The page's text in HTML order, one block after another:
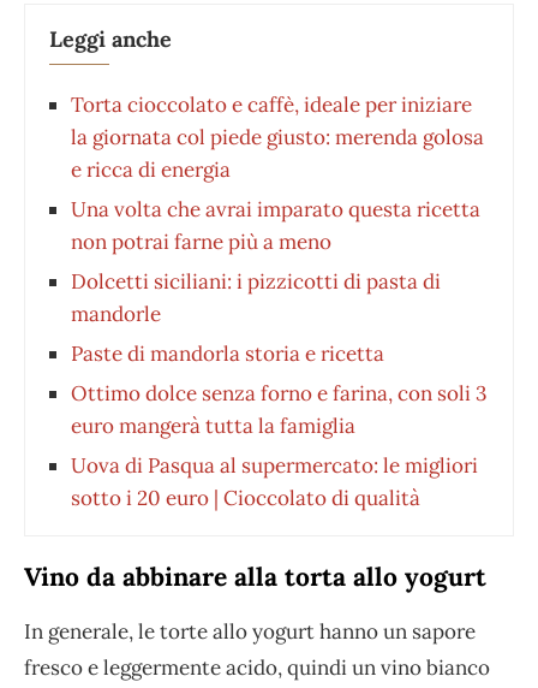
Leggi anche
Torta cioccolato e caffè, ideale per iniziare
la giornata col piede giusto: merenda golosa
e ricca di energia
Una volta che avrai imparato questa ricetta
non potrai farne più a meno
Dolcetti siciliani: i pizzicotti di pasta di
mandorle
Paste di mandorla storia e ricetta
Ottimo dolce senza forno e farina, con soli 3
euro mangerà tutta la famiglia
Uova di Pasqua al supermercato: le migliori
sotto i 20 euro | Cioccolato di qualità
Vino da abbinare alla torta allo yogurt
In generale, le torte allo yogurt hanno un sapore
fresco e leggermente acido, quindi un vino bianco